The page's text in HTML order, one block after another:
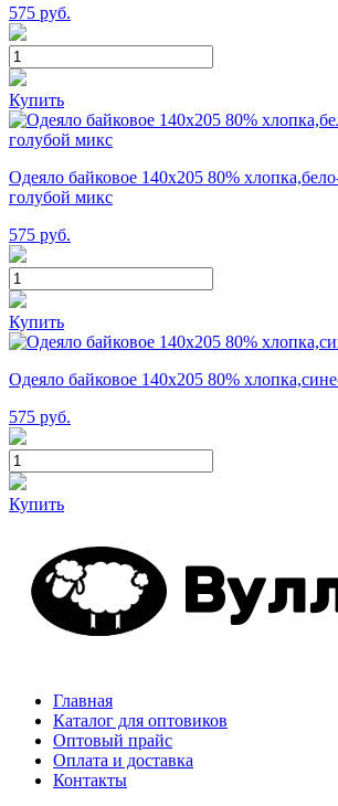
575 руб.
Купить
Одеяло байковое 140х205 80%
голубой микс
575 руб.
Купить
Одеяло байковое 140х205 80%
575 руб.
Купить
Главная
Каталог для оптовиков
Оптовый прайс
Оплата и доставка
Контакты